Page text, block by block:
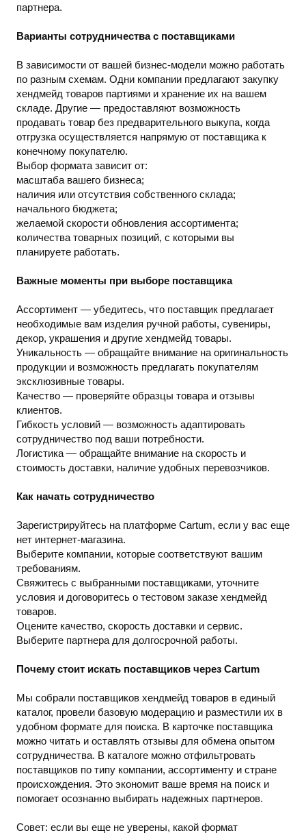
партнера.
Варианты сотрудничества с поставщиками
В зависимости от вашей бизнес-модели можно работать
по разным схемам. Одни компании предлагают закупку
хендмейд товаров партиями и хранение их на вашем
складе. Другие — предоставляют возможность
продавать товар без предварительного выкупа, когда
отгрузка осуществляется напрямую от поставщика к
конечному покупателю.
Выбор формата зависит от:
масштаба вашего бизнеса;
наличия или отсутствия собственного склада;
начального бюджета;
желаемой скорости обновления ассортимента;
количества товарных позиций, с которыми вы
планируете работать.
Важные моменты при выборе поставщика
Ассортимент — убедитесь, что поставщик предлагает
необходимые вам изделия ручной работы, сувениры,
декор, украшения и другие хендмейд товары.
Уникальность — обращайте внимание на оригинальность
продукции и возможность предлагать покупателям
эксклюзивные товары.
Качество — проверяйте образцы товара и отзывы
клиентов.
Гибкость условий — возможность адаптировать
сотрудничество под ваши потребности.
Логистика — обращайте внимание на скорость и
стоимость доставки, наличие удобных перевозчиков.
Как начать сотрудничество
Зарегистрируйтесь на платформе Cartum, если у вас еще
нет интернет-магазина.
Выберите компании, которые соответствуют вашим
требованиям.
Свяжитесь с выбранными поставщиками, уточните
условия и договоритесь о тестовом заказе хендмейд
товаров.
Оцените качество, скорость доставки и сервис.
Выберите партнера для долгосрочной работы.
Почему стоит искать поставщиков через Cartum
Мы собрали поставщиков хендмейд товаров в единый
каталог, провели базовую модерацию и разместили их в
удобном формате для поиска. В карточке поставщика
можно читать и оставлять отзывы для обмена опытом
сотрудничества. В каталоге можно отфильтровать
поставщиков по типу компании, ассортименту и стране
происхождения. Это экономит ваше время на поиск и
помогает осознанно выбирать надежных партнеров.
Совет: если вы еще не уверены, какой формат